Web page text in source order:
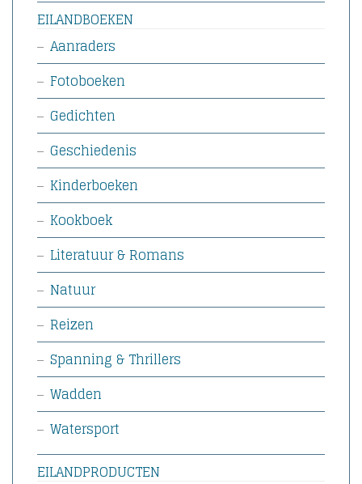
EILANDBOEKEN
Aanraders
Fotoboeken
Gedichten
Geschiedenis
Kinderboeken
Kookboek
Literatuur & Romans
Natuur
Reizen
Spanning & Thrillers
Wadden
Watersport
EILANDPRODUCTEN